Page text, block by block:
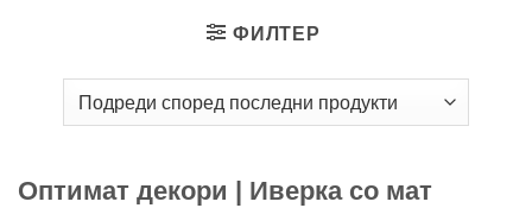
ФИЛТЕР
Оптимат декори | Иверка со мат